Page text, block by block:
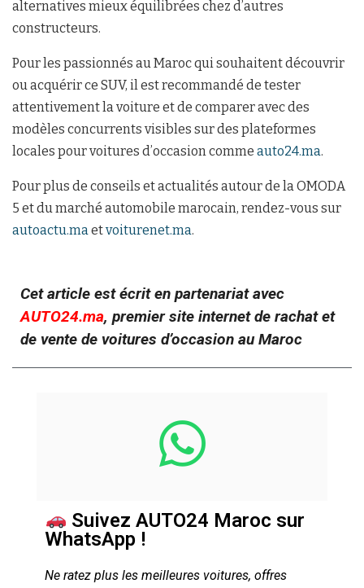
alternatives mieux équilibrées chez d’autres
constructeurs.
Pour les passionnés au Maroc qui souhaitent découvrir
ou acquérir ce SUV, il est recommandé de tester
attentivement la voiture et de comparer avec des
modèles concurrents visibles sur des plateformes
locales pour voitures d’occasion comme auto24.ma.
Pour plus de conseils et actualités autour de la OMODA
5 et du marché automobile marocain, rendez-vous sur
autoactu.ma etvoiturenet.ma.
Cet article est écrit en partenariat avec
AUTO24.ma, premier site internet de rachat et
de vente de voitures d’occasion au Maroc
Suivez AUTO24 Maroc sur
WhatsApp !
Ne ratez plus les meilleures voitures, offres